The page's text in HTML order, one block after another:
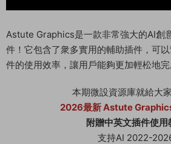
Astute Graphics是一款非常強大的AI創
件！它包含了衆多實用的輔助插件，可
件的使用效率，讓用戶能夠更加輕松地
本期微設資源庫就給大
2026最新 Astute
附贈中英文插件使用
支持AI 2022-